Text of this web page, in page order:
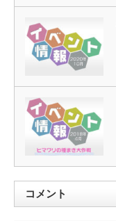
コメント